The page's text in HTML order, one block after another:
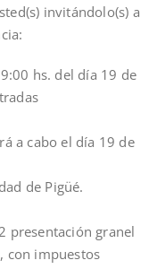
invitándolo(s) a
hs. del día 19 de
a cabo el día 19 de
de Pigüé.
presentación granel
con impuestos